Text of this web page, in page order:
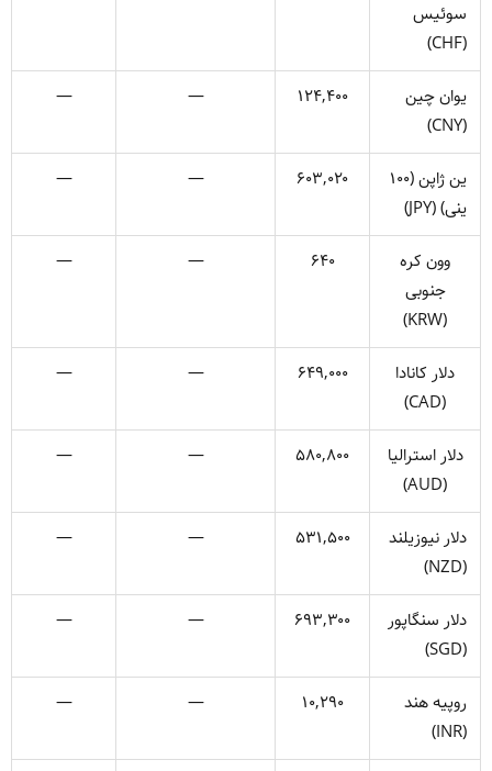
سوئیس
(CHF)
یوان چین
(CNY)
۱۲۴,۴۰۰ —
—
ین ژاپن (۱۰۰
ینی) (JPY)
۶۰۳,۰۲۰ —
—
وون کره
جنوبی
(KRW)
۶۴۰ —
—
دلار کانادا
(CAD)
۶۴۹,۰۰۰ —
—
دلار استرالیا
(AUD)
۵۸۰,۸۰۰ —
—
دلار نیوزیلند
(NZD)
۵۳۱,۵۰۰ —
—
دلار سنگاپور
(SGD)
۶۹۳,۳۰۰ —
—
روپیه هند
(INR)
۱۰,۲۹۰ —
—